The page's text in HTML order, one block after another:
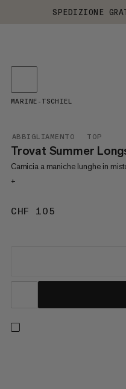
SPEDIZIONE
ABBIGLIAMENTO TOP
Trovat Summer
Camicia a maniche lunghe in
+
CHF 105
MARINE-TSCHIEL